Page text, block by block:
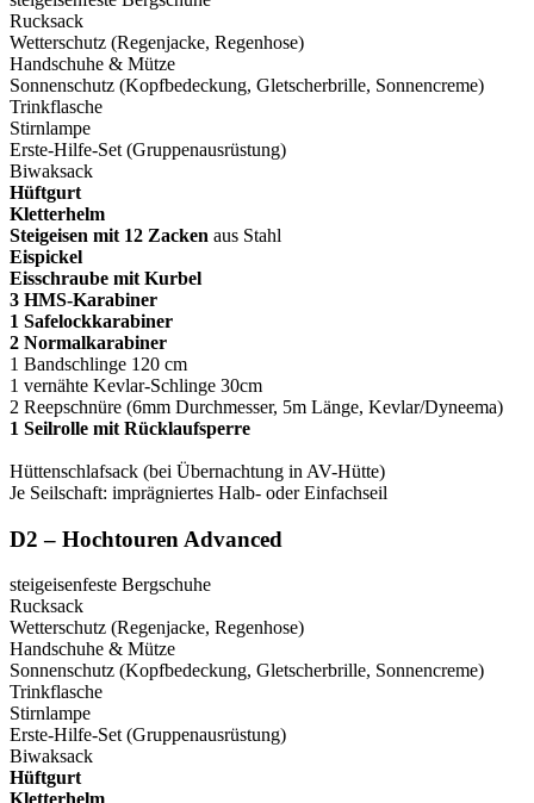
Rucksack
Wetterschutz (Regenjacke, Regenhose)
Handschuhe & Mütze
Sonnenschutz (Kopfbedeckung, Gletscherbrille, Sonnencreme)
Trinkflasche
Stirnlampe
Erste-Hilfe-Set (Gruppenausrüstung)
Biwaksack
Hüftgurt
Kletterhelm
Steigeisen mit 12 Zacken aus Stahl
Eispickel
Eisschraube mit Kurbel
3 HMS-Karabiner
1 Safelockkarabiner
2 Normalkarabiner
1 Bandschlinge 120 cm
1 vernähte Kevlar-Schlinge 30cm
2 Reepschnüre (6mm Durchmesser, 5m Länge, Kevlar/Dyneema)
1 Seilrolle mit Rücklaufsperre
Hüttenschlafsack (bei Übernachtung in AV-Hütte)
Je Seilschaft: imprägniertes Halb- oder Einfachseil
D2 – Hochtouren Advanced
steigeisenfeste Bergschuhe
Rucksack
Wetterschutz (Regenjacke, Regenhose)
Handschuhe & Mütze
Sonnenschutz (Kopfbedeckung, Gletscherbrille, Sonnencreme)
Trinkflasche
Stirnlampe
Erste-Hilfe-Set (Gruppenausrüstung)
Biwaksack
Hüftgurt